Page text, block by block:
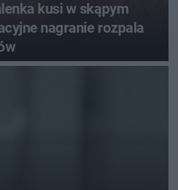
kusi w skąpym
nagranie rozpala